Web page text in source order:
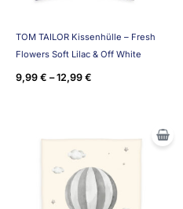
TOM TAILOR Kissenhülle – Fresh
Flowers Soft Lilac & Off White
9,99 € –12,99 €